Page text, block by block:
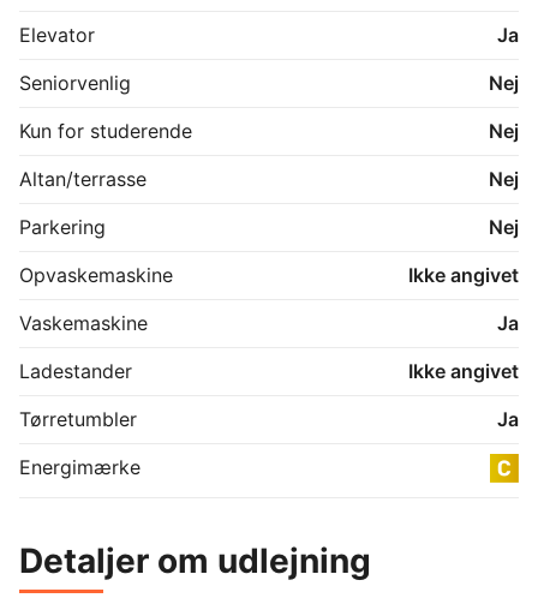
Elevator
Ja
Seniorvenlig
Nej
Kun for studerende
Nej
Altan/terrasse
Nej
Parkering
Nej
Opvaskemaskine
Ikke angivet
Vaskemaskine
Ja
Ladestander
Ikke angivet
Tørretumbler
Ja
Energimærke
Detaljer om udlejning